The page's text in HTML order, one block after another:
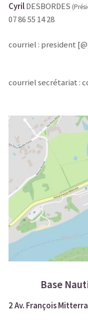
CyrilDESBORDES
07 86 55 14 28
courriel : president
courriel secrétariat :
Base
2 Av. François